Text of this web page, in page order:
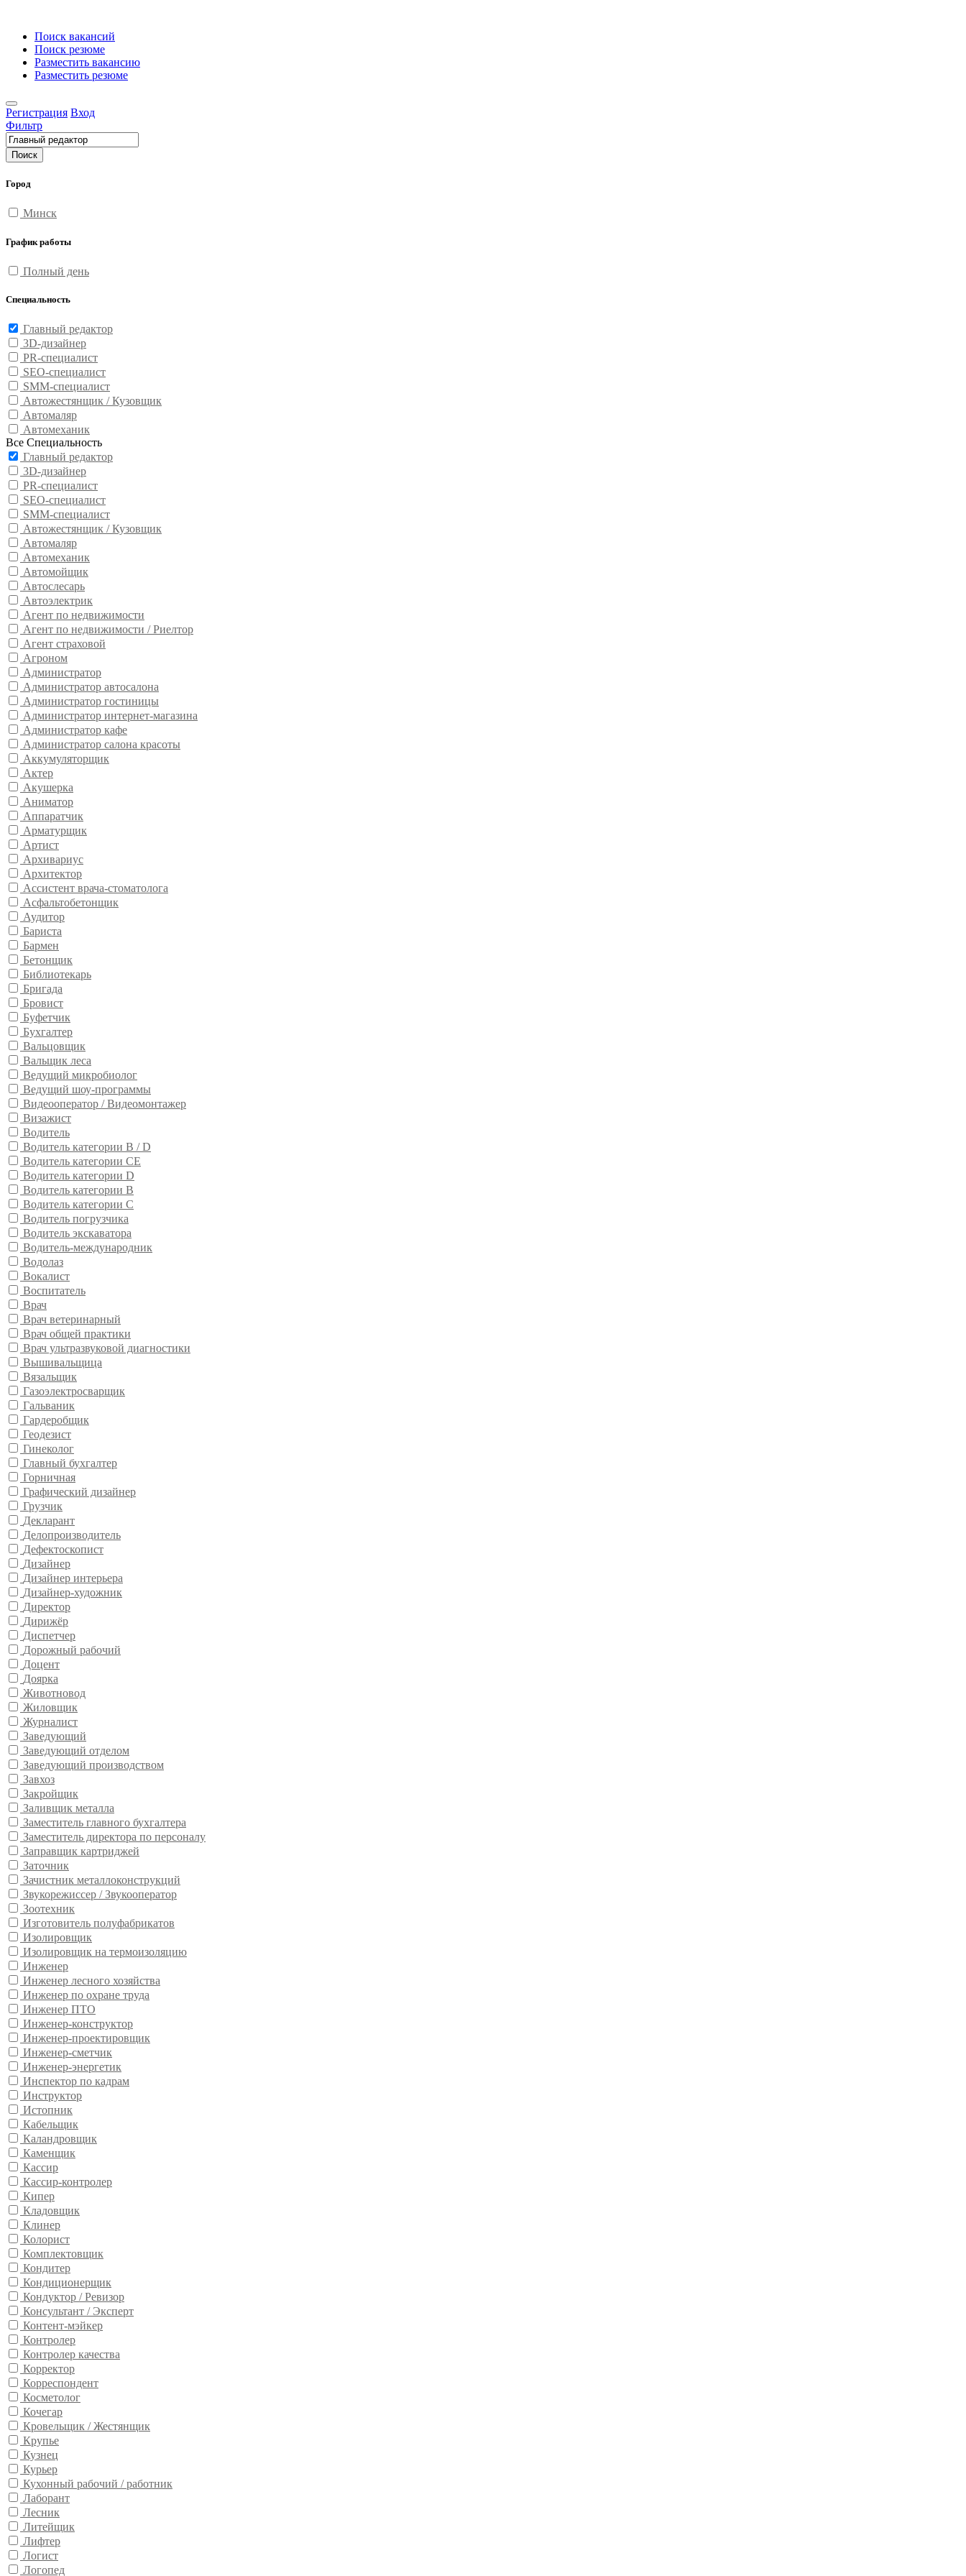
Поиск вакансий
Поиск резюме
Разместить вакансию
Разместить резюме
Регистрация Вход
Фильтр
Поиск
Город
Минск
График работы
Полный день
Специальность
Главный редактор
3D-дизайнер
PR-специалист
SEO-специалист
SMM-специалист
Автожестянщик / Кузовщик
Автомаляр
Автомеханик
Все Специальность
Главный редактор
3D-дизайнер
PR-специалист
SEO-специалист
SMM-специалист
Автожестянщик / Кузовщик
Автомаляр
Автомеханик
Автомойщик
Автослесарь
Автоэлектрик
Агент по недвижимости
Агент по недвижимости / Риелтор
Агент страховой
Агроном
Администратор
Администратор автосалона
Администратор гостиницы
Администратор интернет-магазина
Администратор кафе
Администратор салона красоты
Аккумуляторщик
Актер
Акушерка
Аниматор
Аппаратчик
Арматурщик
Артист
Архивариус
Архитектор
Ассистент врача-стоматолога
Асфальтобетонщик
Аудитор
Бариста
Бармен
Бетонщик
Библиотекарь
Бригада
Бровист
Буфетчик
Бухгалтер
Вальцовщик
Вальщик леса
Ведущий микробиолог
Ведущий шоу-программы
Видеооператор / Видеомонтажер
Визажист
Водитель
Водитель категории B / D
Водитель категории CE
Водитель категории D
Водитель категории В
Водитель категории С
Водитель погрузчика
Водитель экскаватора
Водитель-международник
Водолаз
Вокалист
Воспитатель
Врач
Врач ветеринарный
Врач общей практики
Врач ультразвуковой диагностики
Вышивальщица
Вязальщик
Газоэлектросварщик
Гальваник
Гардеробщик
Геодезист
Гинеколог
Главный бухгалтер
Горничная
Графический дизайнер
Грузчик
Декларант
Делопроизводитель
Дефектоскопист
Дизайнер
Дизайнер интерьера
Дизайнер-художник
Директор
Дирижёр
Диспетчер
Дорожный рабочий
Доцент
Доярка
Животновод
Жиловщик
Журналист
Заведующий
Заведующий отделом
Заведующий производством
Завхоз
Закройщик
Заливщик металла
Заместитель главного бухгалтера
Заместитель директора по персоналу
Заправщик картриджей
Заточник
Зачистник металлоконструкций
Звукорежиссер / Звукооператор
Зоотехник
Изготовитель полуфабрикатов
Изолировщик
Изолировщик на термоизоляцию
Инженер
Инженер лесного хозяйства
Инженер по охране труда
Инженер ПТО
Инженер-конструктор
Инженер-проектировщик
Инженер-сметчик
Инженер-энергетик
Инспектор по кадрам
Инструктор
Истопник
Кабельщик
Каландровщик
Каменщик
Кассир
Кассир-контролер
Кипер
Кладовщик
Клинер
Колорист
Комплектовщик
Кондитер
Кондиционерщик
Кондуктор / Ревизор
Консультант / Эксперт
Контент-мэйкер
Контролер
Контролер качества
Корректор
Корреспондент
Косметолог
Кочегар
Кровельщик / Жестянщик
Крупье
Кузнец
Курьер
Кухонный рабочий / работник
Лаборант
Лесник
Литейщик
Лифтер
Логист
Логопед